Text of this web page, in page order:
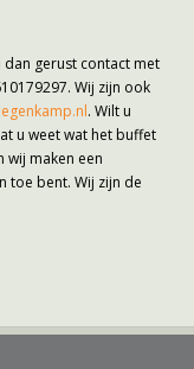
dan gerust contact met
Wij zijn ook
. Wilt u
u weet wat het buffet
wij maken een
toe bent. Wij zijn de